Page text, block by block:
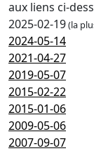
aux liens ci-
2025-02-19(la
2024-05-14
2021-04-27
2019-05-07
2015-02-22
2015-01-06
2009-05-06
2007-09-07